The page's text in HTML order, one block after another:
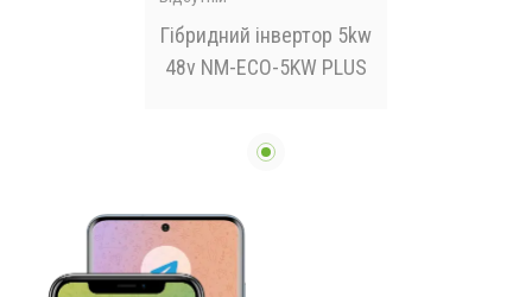
Гібридний інвертор 5kw
48v NM-ECO-5KW PLUS